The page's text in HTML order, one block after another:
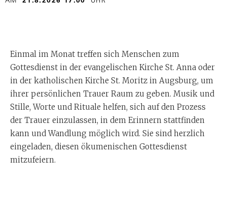
Einmal im Monat treffen sich Menschen zum
Gottesdienst in der evangelischen Kirche St. Anna oder
in der katholischen Kirche St. Moritz in Augsburg, um
ihrer persönlichen Trauer Raum zu geben. Musik und
Stille, Worte und Rituale helfen, sich auf den Prozess
der Trauer einzulassen, in dem Erinnern stattfinden
kann und Wandlung möglich wird. Sie sind herzlich
eingeladen, diesen ökumenischen Gottesdienst
mitzufeiern.